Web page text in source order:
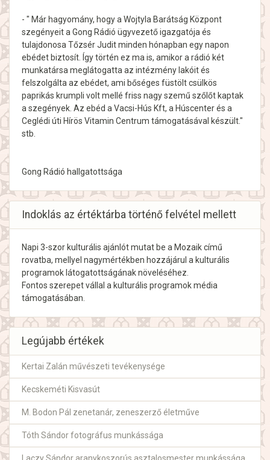
- " Már hagyomány, hogy a Wojtyla Barátság Központ
szegényeit a Gong Rádió ügyvezető igazgatója és
tulajdonosa Tőzsér Judit minden hónapban egy napon
ebédet biztosít. Így történ ez ma is, amikor a rádió két
munkatársa meglátogatta az intézmény lakóit és
felszolgálta az ebédet, ami bőséges füstölt csülkös
paprikás krumpli volt mellé friss nagy szemű szőlőt kaptak
a szegények. Az ebéd a Vacsi-Hús Kft, a Húscenter és a
Ceglédi úti Hírös Vitamin Centrum támogatásával készült."
stb.
Gong Rádió hallgatottsága
Indoklás az értéktárba történő felvétel mellett
Napi 3-szor kulturális ajánlót mutat be a Mozaik című
rovatba, mellyel nagymértékben hozzájárul a kulturális
programok látogatottságának növeléséhez.
Fontos szerepet vállal a kulturális programok média
támogatásában.
Legújabb értékek
Kertai Zalán művészeti tevékenysége
Kecskeméti Kisvasút
M. Bodon Pál zenetanár, zeneszerző életműve
Tóth Sándor fotográfus munkássága